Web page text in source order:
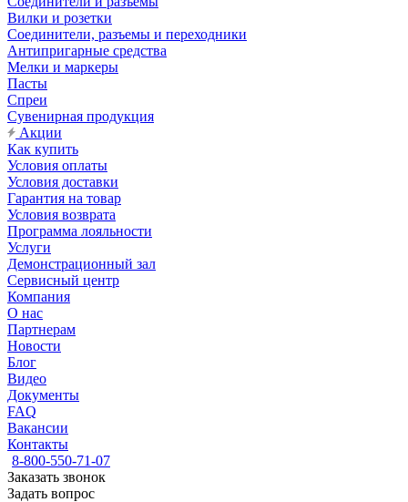
Вилки и розетки
Соединители, разъемы и переходники
Антипригарные средства
Мелки и маркеры
Пасты
Спреи
Сувенирная продукция
Акции
Как купить
Условия оплаты
Условия доставки
Гарантия на товар
Условия возврата
Программа лояльности
Услуги
Демонстрационный зал
Сервисный центр
Компания
О нас
Партнерам
Новости
Блог
Видео
Документы
FAQ
Вакансии
Контакты
8-800-550-71-07
Заказать звонок
Задать вопрос